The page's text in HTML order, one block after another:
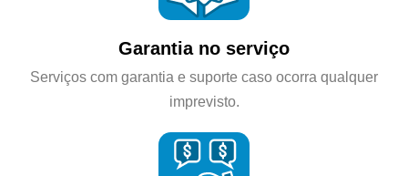
Garantia no serviço
Serviços com garantia e suporte caso ocorra qualquer
imprevisto.